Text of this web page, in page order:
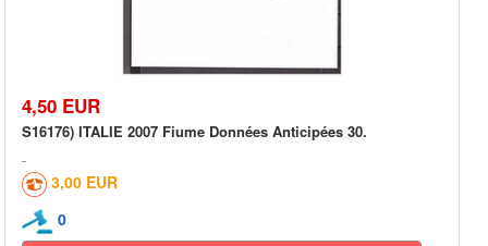
4,50 EUR
S16176) ITALIE 2007 Fiume Données Anticipées 30.
3,00 EUR
0